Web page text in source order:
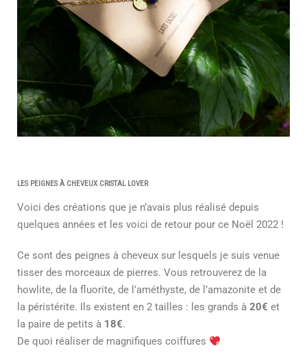
LES PEIGNES À CHEVEUX CRISTAL LOVER
Voici des créations que je n’avais plus réalisé depuis
quelques années et les voici de retour pour ce Noël 2022 !
Ce sont des peignes à cheveux sur lesquels je suis venue
tisser des morceaux de pierres. Vous retrouverez de la
howlite, de la fluorite, de l’améthyste, de l’amazonite et de
la péristérite. Ils existent en 2 tailles : les grands à 20€ et
la paire de petits à 18€.
De quoi réaliser de magnifiques coiffures